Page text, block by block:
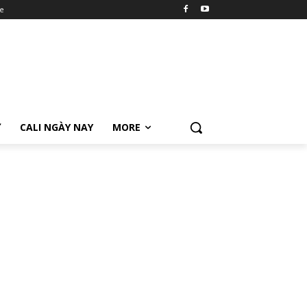
CALI NGÀY NAY MORE